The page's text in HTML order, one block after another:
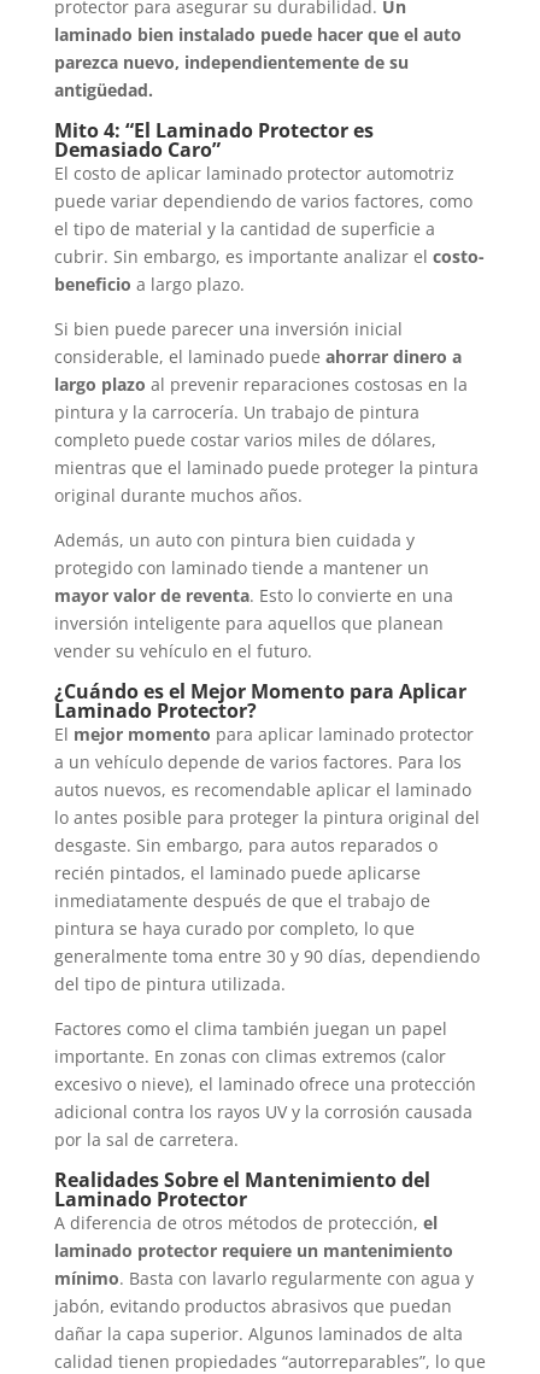
protector para asegurar su durabilidad. Un
laminado bien instalado puede hacer que el auto
parezca nuevo, independientemente de su
antigüedad.
Mito 4: “El Laminado Protector es
Demasiado Caro”
El costo de aplicar laminado protector automotriz
puede variar dependiendo de varios factores, como
el tipo de material y la cantidad de superficie a
cubrir. Sin embargo, es importante analizar el costo-
beneficio a largo plazo.
Si bien puede parecer una inversión inicial
considerable, el laminado puede ahorrar dinero a
largo plazo al prevenir reparaciones costosas en la
pintura y la carrocería. Un trabajo de pintura
completo puede costar varios miles de dólares,
mientras que el laminado puede proteger la pintura
original durante muchos años.
Además, un auto con pintura bien cuidada y
protegido con laminado tiende a mantener un
mayor valor de reventa. Esto lo convierte en una
inversión inteligente para aquellos que planean
vender su vehículo en el futuro.
¿Cuándo es el Mejor Momento para Aplicar
Laminado Protector?
El mejor momento para aplicar laminado protector
a un vehículo depende de varios factores. Para los
autos nuevos, es recomendable aplicar el laminado
lo antes posible para proteger la pintura original del
desgaste. Sin embargo, para autos reparados o
recién pintados, el laminado puede aplicarse
inmediatamente después de que el trabajo de
pintura se haya curado por completo, lo que
generalmente toma entre 30 y 90 días, dependiendo
del tipo de pintura utilizada.
Factores como el clima también juegan un papel
importante. En zonas con climas extremos (calor
excesivo o nieve), el laminado ofrece una protección
adicional contra los rayos UV y la corrosión causada
por la sal de carretera.
Realidades Sobre el Mantenimiento del
Laminado Protector
A diferencia de otros métodos de protección, el
laminado protector requiere un mantenimiento
mínimo. Basta con lavarlo regularmente con agua y
jabón, evitando productos abrasivos que puedan
dañar la capa superior. Algunos laminados de alta
calidad tienen propiedades “autorreparables”, lo que